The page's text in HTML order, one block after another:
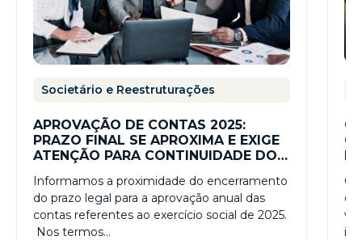
Societário e Reestruturações
APROVAÇÃO DE CONTAS 2025:
PRAZO FINAL SE APROXIMA E EXIGE
ATENÇÃO PARA CONTINUIDADE DOS
Informamos a proximidade do encerramento
do prazo legal para a aprovação anual das
contas referentes ao exercício social de 2025.
Nos termos…
O